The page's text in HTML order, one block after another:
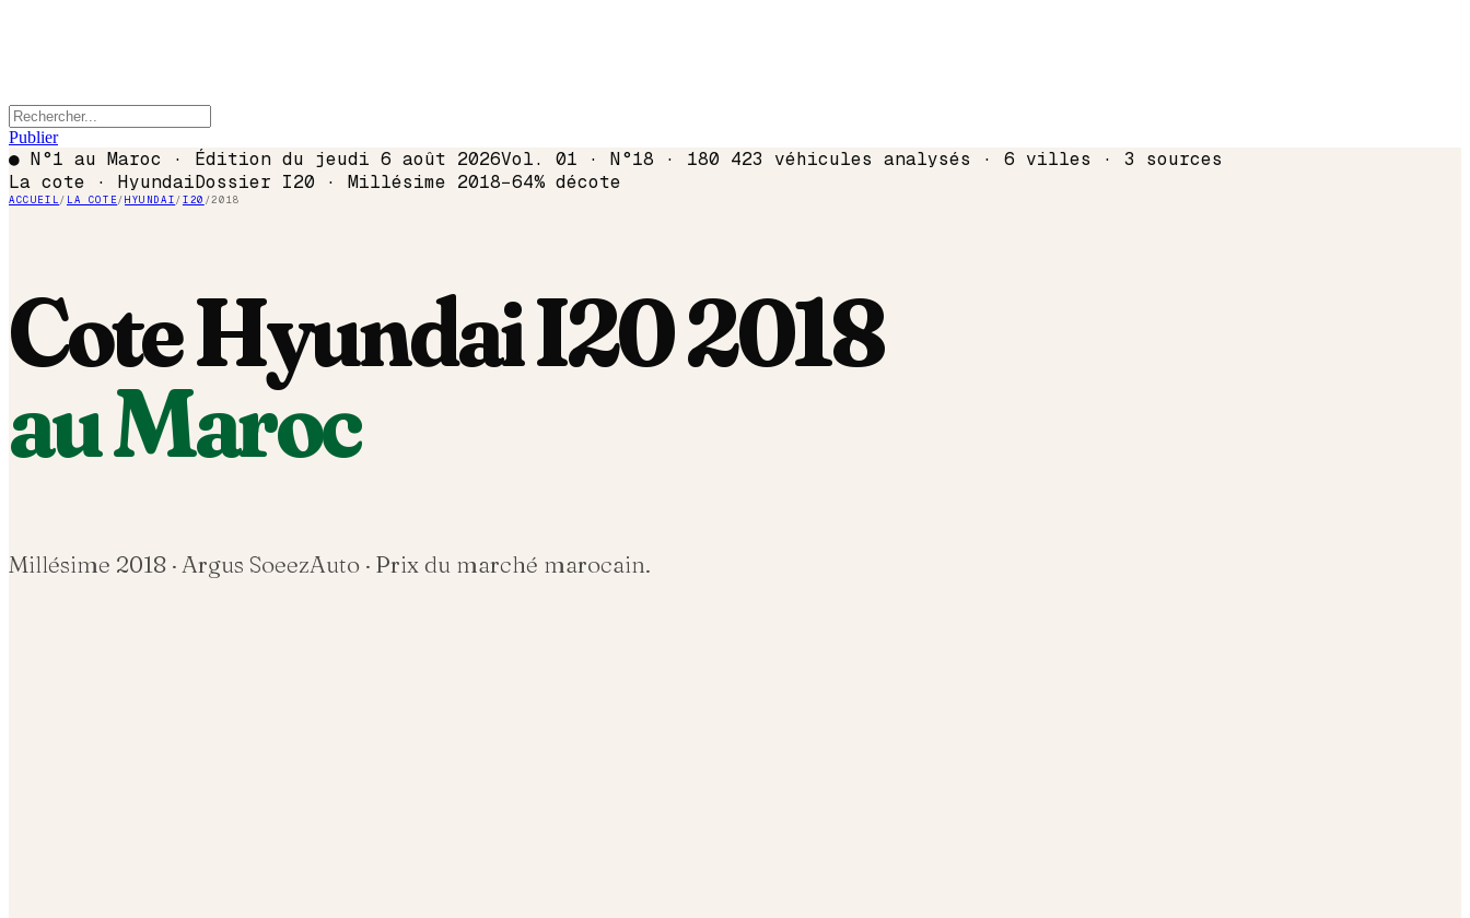
Publier
● N°1 au Maroc · Édition du jeudi 6 août 2026Vol. 01 · N°18 · 180 423 véhicules analysés · 6 villes · 3 sources
La cote · HyundaiDossier I20 · Millésime 2018−64% décote
ACCUEIL/ LA COTE/HYUNDAI/I20 /2018
CoteHyundaiI202018
au Maroc
Millésime 2018 · Argus SoeezAuto · Prix du marché marocain.